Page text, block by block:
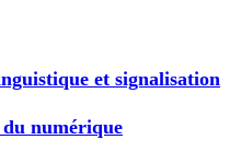
et signalisation
du numérique